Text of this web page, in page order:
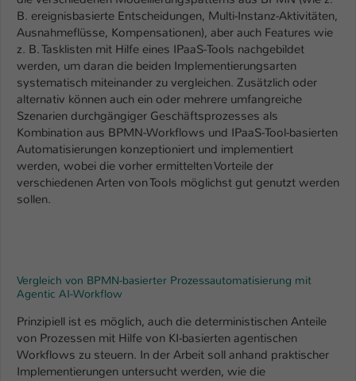
B. ereignisbasierte Entscheidungen, Multi-Instanz-Aktivitäten,
Ausnahmeflüsse, Kompensationen), aber auch Features wie
z. B. Tasklisten mit Hilfe eines IPaaS-Tools nachgebildet
werden, um daran die beiden Implementierungsarten
systematisch miteinander zu vergleichen. Zusätzlich oder
alternativ können auch ein oder mehrere umfangreiche
Szenarien durchgängiger Geschäftsprozesses als
Kombination aus BPMN-Workflows und IPaaS-Tool-basierten
Automatisierungen konzeptioniert und implementiert
werden, wobei die vorher ermittelten Vorteile der
verschiedenen Arten von Tools möglichst gut genutzt werden
sollen.
Vergleich von BPMN-basierter Prozessautomatisierung mit
Agentic AI-Workflow
Prinzipiell ist es möglich, auch die deterministischen Anteile
von Prozessen mit Hilfe von KI-basierten agentischen
Workflows zu steuern. In der Arbeit soll anhand praktischer
Implementierungen untersucht werden, wie die